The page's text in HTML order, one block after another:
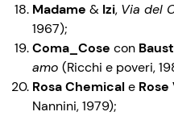
Madame & Izi, Via del
1967);
Coma_Cose con
amo (Ricchi e poveri,
Rosa Chemicale Rose
Nannini, 1979);